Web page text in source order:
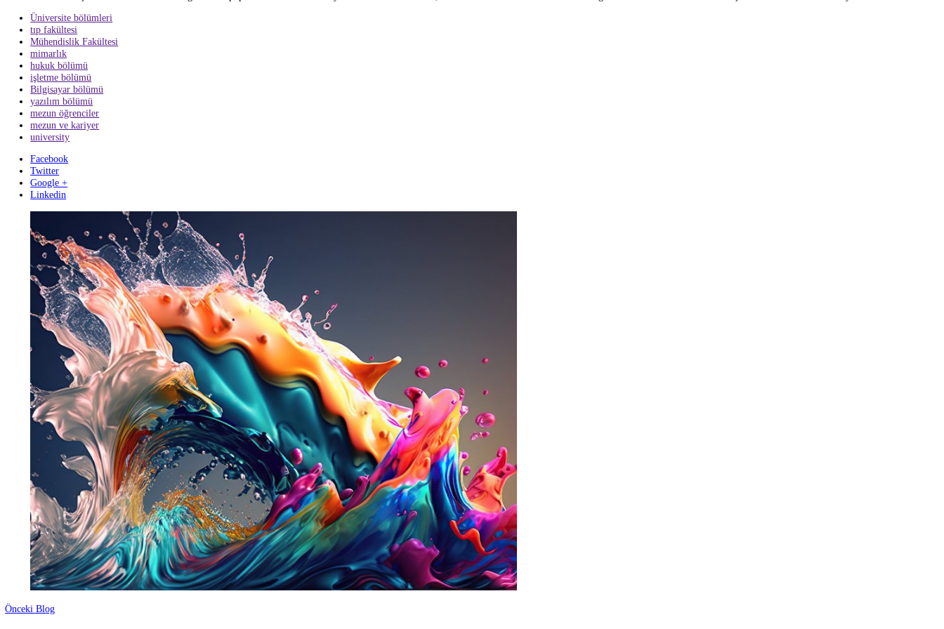
İşletme ve Ekonomi:
Hukuk:Avukat, hakim, savcı, hukuk danışmanı, noter.
Bilgisayar Bilimi:Yazılım geliştirici, veritabanı yöneticisi, sistem analisti, yapay zeka uzmanı, siber güvenlik uzmanı.
Psikoloji:Klinik psikolog, danışman, araştırmacı, insan kaynakları uzmanı, öğrenci rehberlik uzmanı.
İletişim ve Medya:Gazeteci, yayıncı, reklamcı, halkla ilişkiler uzmanı, medya yöneticisi.
Mimarlık:Mimar, iç mimar, peyzaj mimarı, kentsel tasarımcı, proje müdürü.
Sanat ve Tasarım:
Üniversite bölümleri
tıp fakültesi
Mühendislik Fakültesi
mimarlık
hukuk bölümü
işletme bölümü
Bilgisayar bölümü
yazılım bölümü
mezun öğrenciler
mezun ve kariyer
university
Facebook
Twitter
Google +
Linkedin